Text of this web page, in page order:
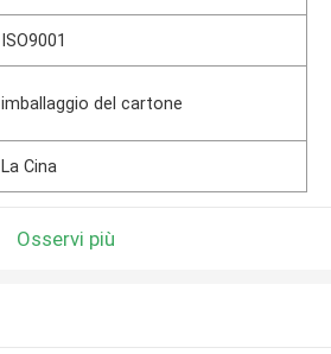
ISO9001
imballaggio del cartone
La Cina
Osservi più